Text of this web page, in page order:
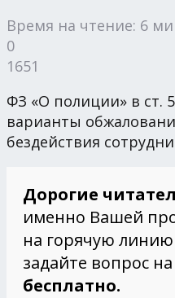
Время на чтение: 6
0
1651
ФЗ «О полиции» в ст.
варианты
бездействия
Дорогие
именно Вашей
на горячую линию
задайте вопрос на
бесплатно.